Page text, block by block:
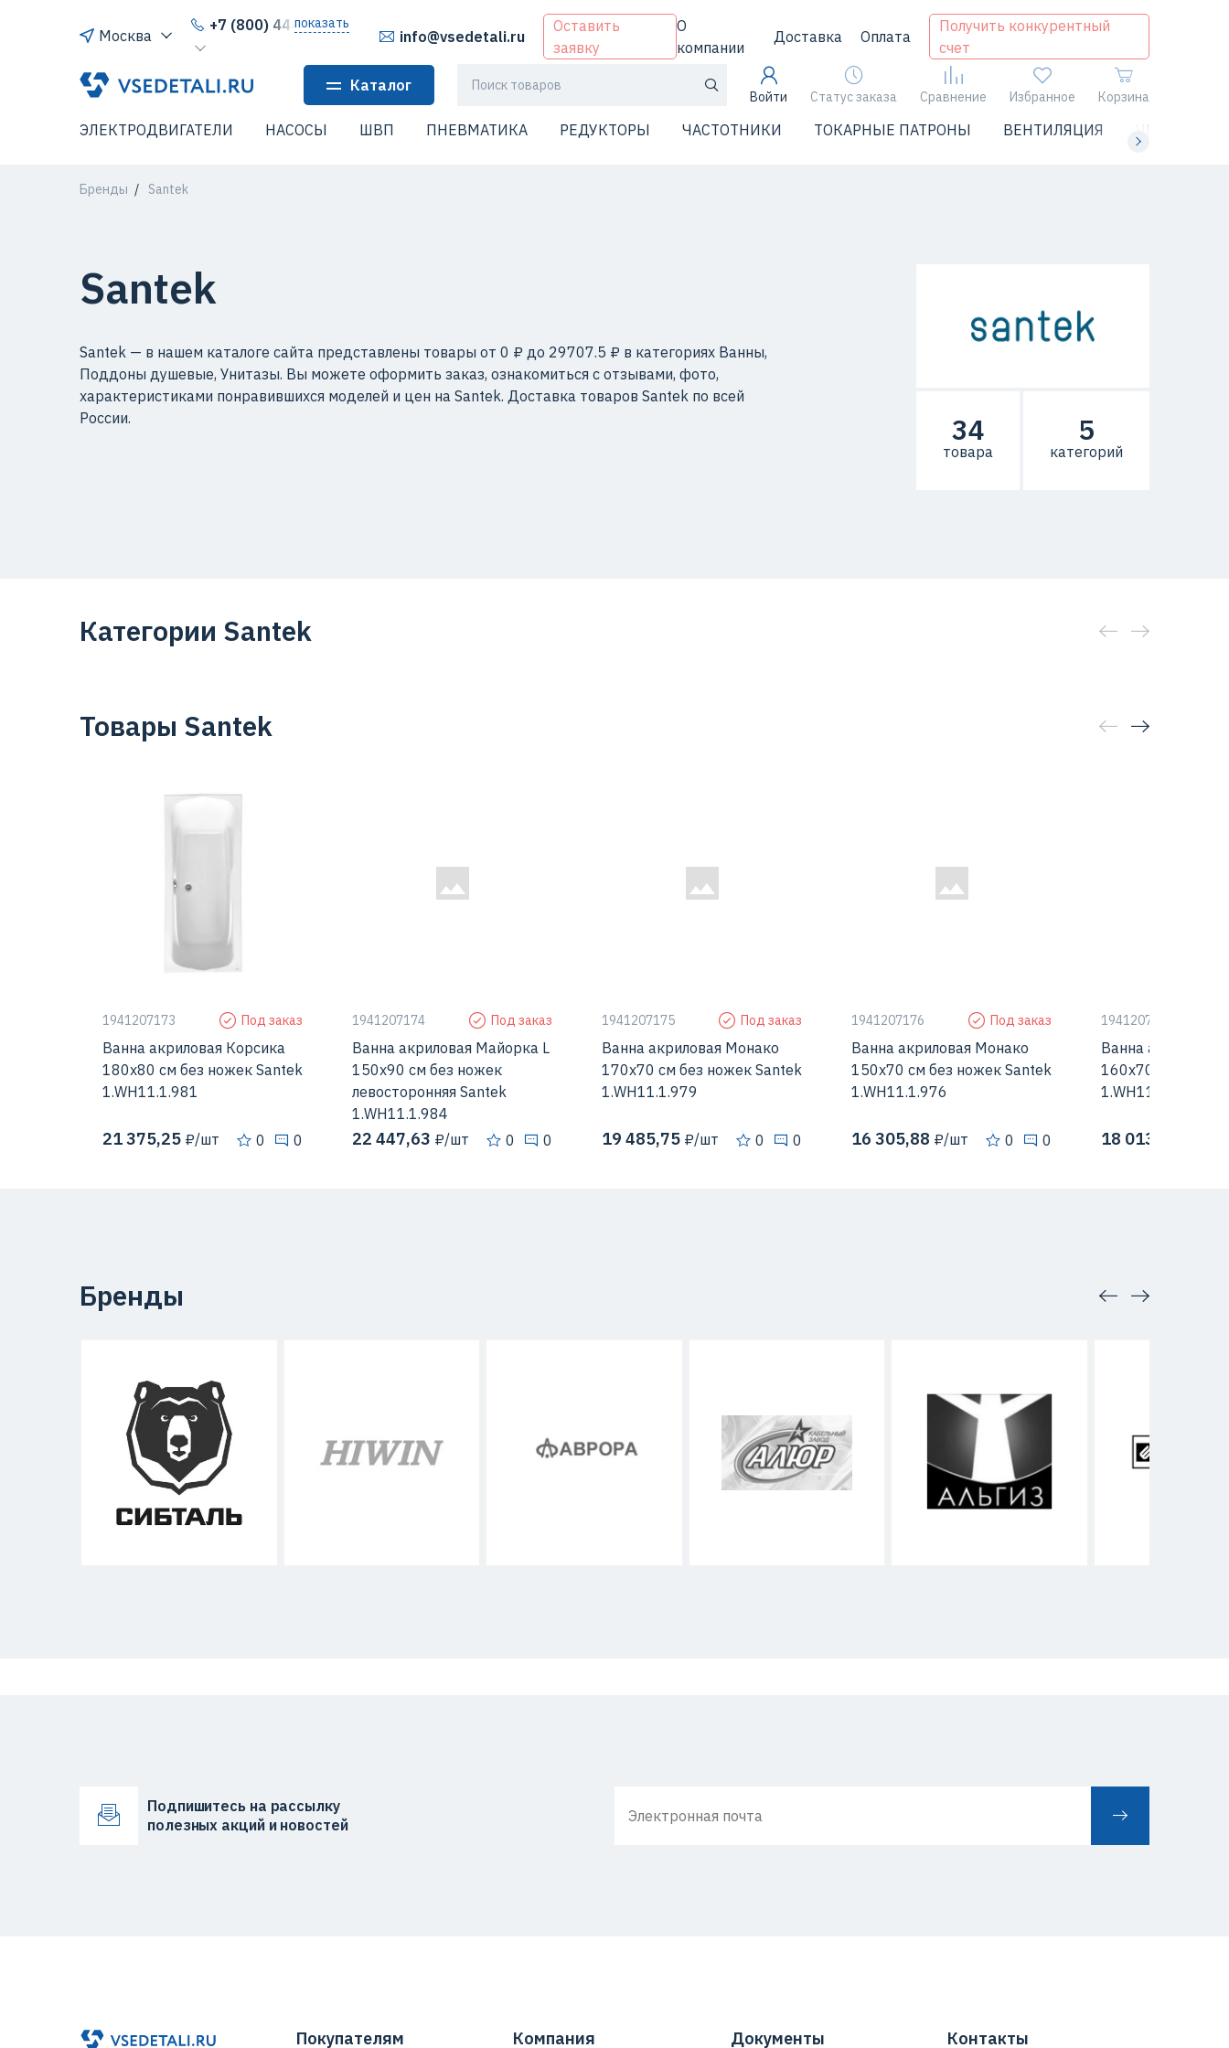
Москва
+7 (800) 444-64-80
показать
info@vsedetali.ru
Оставить
заявку
О
компании
Доставка Оплата
Получить конкурентный
счет
Каталог
Войти Статус заказа Сравнение Избранное Корзина
ЭЛЕКТРОДВИГАТЕЛИ НАСОСЫ ШВП ПНЕВМАТИКА РЕДУКТОРЫ ЧАСТОТНИКИ ТОКАРНЫЕ ПАТРОНЫ ВЕНТИЛЯЦИЯ ЧИЛЛЕРЫ
Бренды Santek
Santek
Santek — в нашем каталоге сайта представлены товары от 0 ₽ до 29707.5 ₽ в категориях Ванны,
Поддоны душевые, Унитазы. Вы можете оформить заказ, ознакомиться с отзывами, фото,
характеристиками понравившихся моделей и цен на Santek. Доставка товаров Santek по всей
России.
34
товара
5
категорий
Категории Santek
Товары Santek
1941207173 Под заказ
Ванна акриловая Корсика
180х80 см без ножек Santek
1.WH11.1.981
21 375,25 ₽/шт 0 0
1941207174 Под заказ
Ванна акриловая Майорка L
150х90 см без ножек
левосторонняя Santek
1.WH11.1.984
22 447,63 ₽/шт 0 0
1941207175 Под заказ
Ванна акриловая Монако
170х70 см без ножек Santek
1.WH11.1.979
19 485,75 ₽/шт 0 0
1941207176 Под заказ
Ванна акриловая Монако
150х70 см без ножек Santek
1.WH11.1.976
16 305,88 ₽/шт 0 0
1941207177
Ванна акриловая
160х70 см без
1.WH11.1.977
18 013,25
Бренды
Подпишитесь на рассылку
полезных акций и новостей
Покупателям Компания Документы Контакты